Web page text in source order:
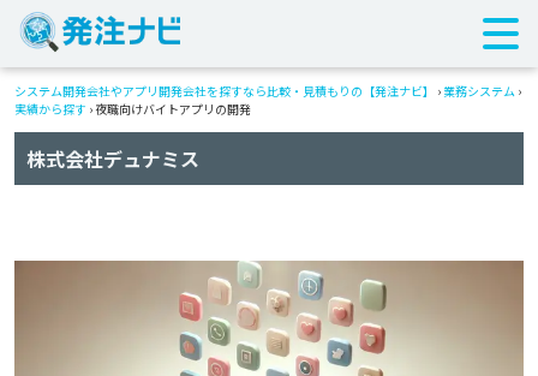
システム開発会社やアプリ開発会社を探すなら比較・見積もりの【発注ナビ】 › 業務システム ›
実績から探す › 夜職向けバイトアプリの開発
株式会社デュナミス